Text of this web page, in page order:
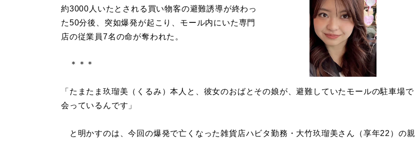
約3000人いたとされる買い物客の避難誘導が終わっ
た50分後、突如爆発が起こり、モール内にいた専門
店の従業員7名の命が奪われた。
＊＊＊
「たまたま玖瑠美（くるみ）本人と、彼女のおばとその娘が、避難していたモールの駐車場で
会っているんです」
と明かすのは、今回の爆発で亡くなった雑貨店ハビタ勤務・大竹玖瑠美さん（享年22）の親